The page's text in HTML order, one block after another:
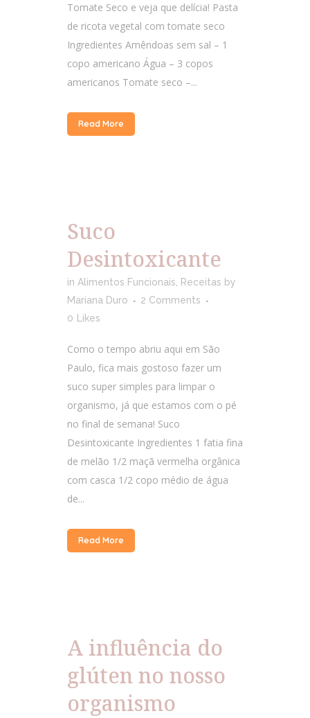
Tomate Seco e veja que delícia! Pasta
de ricota vegetal com tomate seco
Ingredientes Amêndoas sem sal – 1
copo americano Água – 3 copos
americanos Tomate seco –...
Read More
Suco
Desintoxicante
in Alimentos Funcionais Receitas by
Mariana Duro
2 Comments
0
Likes
Como o tempo abriu aqui em São
Paulo, fica mais gostoso fazer um
suco super simples para limpar o
organismo, já que estamos com o pé
no final de semana! Suco
Desintoxicante Ingredientes 1 fatia fina
de melão 1/2 maçã vermelha orgânica
com casca 1/2 copo médio de água
de...
Read More
A influência do
glúten no nosso
organismo